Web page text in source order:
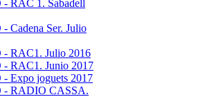
RAC 1. Sabadell
Cadena Ser. Julio
RAC1. Julio 2016
RAC1. Junio 2017
Expo joguets 2017
- RADIO CASSA.